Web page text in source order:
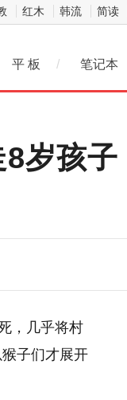
红木 韩流 简读
平 板 / 笔记本
岁孩
，几乎将村
子们才展开